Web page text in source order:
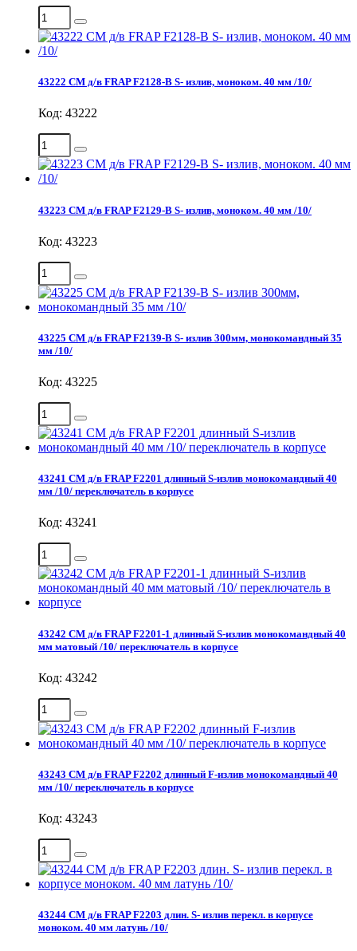
43222 СМ д/в FRAP F2128-B S- излив, моноком. 40 мм /10/
Код: 43222
43223 СМ д/в FRAP F2129-B S- излив, моноком. 40 мм /10/
Код: 43223
43225 СМ д/в FRAP F2139-B S- излив 300мм, монокомандный 35
мм /10/
Код: 43225
43241 СМ д/в FRAP F2201 длинный S-излив монокомандный 40
мм /10/ переключатель в корпусе
Код: 43241
43242 СМ д/в FRAP F2201-1 длинный S-излив монокомандный 40
мм матовый /10/ переключатель в корпусе
Код: 43242
43243 СМ д/в FRAP F2202 длинный F-излив монокомандный 40
мм /10/ переключатель в корпусе
Код: 43243
43244 СМ д/в FRAP F2203 длин. S- излив перекл. в корпусе
моноком. 40 мм латунь /10/